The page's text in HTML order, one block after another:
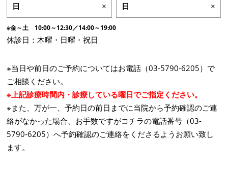
× ×
※金～土 10:00～12:30／14:00～19:00
休診日：木曜・日曜・祝日
※当日や前日のご予約についてはお電話（03-5790-6205）で
ご相談ください。
※上記診療時間内・診療している曜日でご指定ください。
※また、万が一、予約日の前日までに当院から予約確認のご連
絡がなかった場合、お手数ですがコチラの電話番号（03-
5790-6205）へ予約確認のご連絡をくださるようお願い致し
ます。